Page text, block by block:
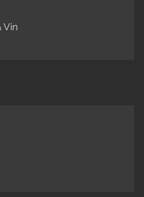
Vin